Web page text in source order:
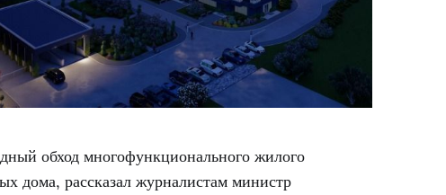
обход многофункционального жилого
дома, рассказал журналистам министр